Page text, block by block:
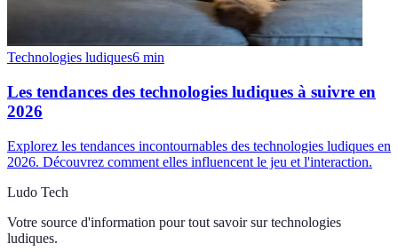
Technologies ludiques6 min
Les tendances des technologies ludiques à suivre en
2026
Explorez les tendances incontournables des technologies ludiques en
2026. Découvrez comment elles influencent le jeu et l'interaction.
Ludo Tech
Votre source d'information pour tout savoir sur technologies
ludiques.